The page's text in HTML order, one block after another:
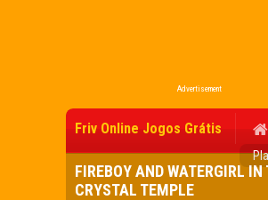
Advertisement
Friv Online Jogos Grátis
FIREBOY AND WATERGIRL IN
CRYSTAL TEMPLE